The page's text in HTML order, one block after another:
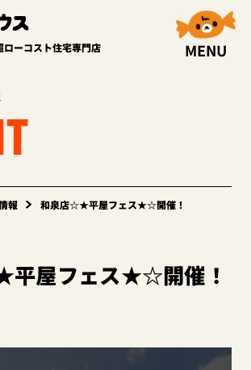
ーコスト住宅専門店 MENU
報 和泉店☆★平屋フェス★☆開催！
屋フェス★☆開催！